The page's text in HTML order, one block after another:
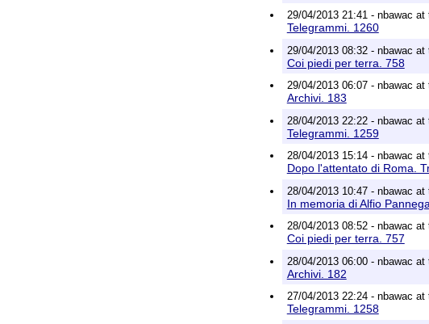
29/04/2013 21:41 - nbawac at
Telegrammi. 1260
29/04/2013 08:32 - nbawac at
Coi piedi per terra. 758
29/04/2013 06:07 - nbawac at
Archivi. 183
28/04/2013 22:22 - nbawac at
Telegrammi. 1259
28/04/2013 15:14 - nbawac at
Dopo l'attentato di Roma.
28/04/2013 10:47 - nbawac at
In memoria di Alfio
28/04/2013 08:52 - nbawac at
Coi piedi per terra. 757
28/04/2013 06:00 - nbawac at
Archivi. 182
27/04/2013 22:24 - nbawac at
Telegrammi. 1258